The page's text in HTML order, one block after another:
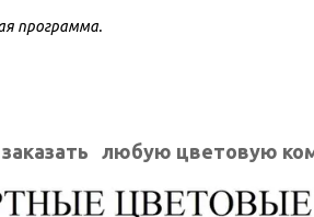
программа.
любую цветовую